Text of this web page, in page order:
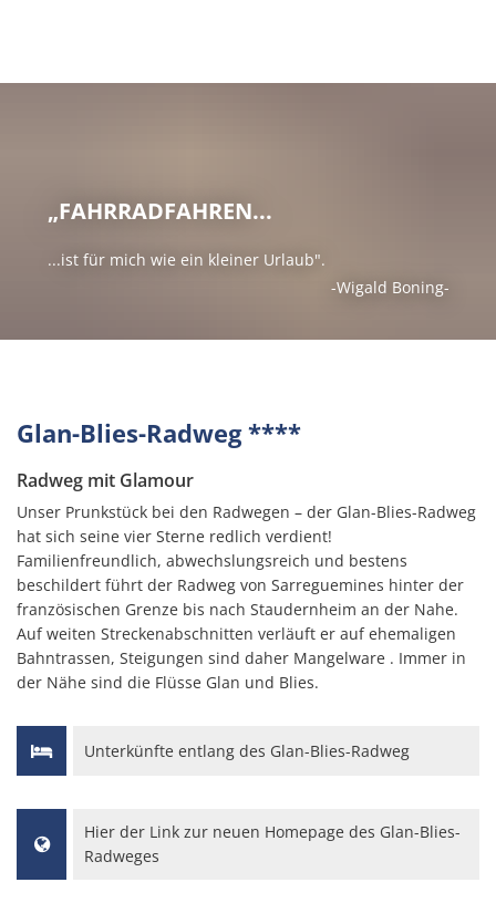
Stellenangebote
Zentrale Vergabestelle
Schulewirtschaft
Sicherheitsberater
Bürger-Informationsbroschüre der
Verbandsgemeinde
Verwaltung
Forstzweckverband
Soziales
Bauen & Wohnen
Verbandsgemeindewerke
Rats- und Bürgerinformationssystem
Gemeinden & Städte
Freizeit & Tourismus
Regional Einkaufen
Kultur & Kunst
Bewirtschaftete Hütten
Grillhütten/Grillplätze
„FAHRRADFAHREN...
...ist für mich wie ein kleiner Urlaub".
-Wigald Boning-
Glan-Blies-Radweg ****
Radweg mit Glamour
Unser Prunkstück bei den Radwegen – der Glan-Blies-Radweg
hat sich seine vier Sterne redlich verdient!
Familienfreundlich, abwechslungsreich und bestens
beschildert führt der Radweg von Sarreguemines hinter der
französischen Grenze bis nach Staudernheim an der Nahe.
Auf weiten Streckenabschnitten verläuft er auf ehemaligen
Bahntrassen, Steigungen sind daher Mangelware . Immer in
der Nähe sind die Flüsse Glan und Blies.
Unterkünfte entlang des Glan-Blies-Radweg
Hier der Link zur neuen Homepage des Glan-Blies-
Radweges